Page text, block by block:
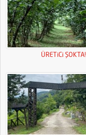
ÜRETiCi ŞOKTA!